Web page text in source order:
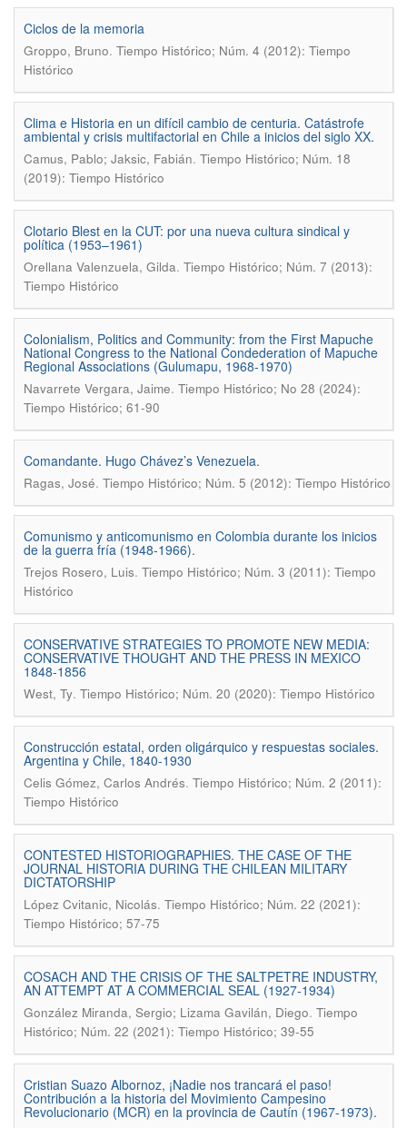
Ciclos de la memoria
Groppo, Bruno. Tiempo Histórico; Núm. 4 (2012): Tiempo
Histórico
Clima e Historia en un difícil cambio de centuria. Catástrofe
ambiental y crisis multifactorial en Chile a inicios del siglo XX.
Camus, Pablo; Jaksic, Fabián. Tiempo Histórico; Núm. 18
(2019): Tiempo Histórico
Clotario Blest en la CUT: por una nueva cultura sindical y
política (1953–1961)
Orellana Valenzuela, Gilda. Tiempo Histórico; Núm. 7 (2013):
Tiempo Histórico
Colonialism, Politics and Community: from the First Mapuche
National Congress to the National Condederation of Mapuche
Regional Associations (Gulumapu, 1968-1970)
Navarrete Vergara, Jaime. Tiempo Histórico; No 28 (2024):
Tiempo Histórico; 61-90
Comandante. Hugo Chávez’s Venezuela.
Ragas, José. Tiempo Histórico; Núm. 5 (2012): Tiempo Histórico
Comunismo y anticomunismo en Colombia durante los inicios
de la guerra fría (1948-1966).
Trejos Rosero, Luis. Tiempo Histórico; Núm. 3 (2011): Tiempo
Histórico
CONSERVATIVE STRATEGIES TO PROMOTE NEW MEDIA:
CONSERVATIVE THOUGHT AND THE PRESS IN MEXICO
1848-1856
West, Ty. Tiempo Histórico; Núm. 20 (2020): Tiempo Histórico
Construcción estatal, orden oligárquico y respuestas sociales.
Argentina y Chile, 1840-1930
Celis Gómez, Carlos Andrés. Tiempo Histórico; Núm. 2 (2011):
Tiempo Histórico
CONTESTED HISTORIOGRAPHIES. THE CASE OF THE
JOURNAL HISTORIA DURING THE CHILEAN MILITARY
DICTATORSHIP
López Cvitanic, Nicolás. Tiempo Histórico; Núm. 22 (2021):
Tiempo Histórico; 57-75
COSACH AND THE CRISIS OF THE SALTPETRE INDUSTRY,
AN ATTEMPT AT A COMMERCIAL SEAL (1927-1934)
González Miranda, Sergio; Lizama Gavilán, Diego. Tiempo
Histórico; Núm. 22 (2021): Tiempo Histórico; 39-55
Cristian Suazo Albornoz, ¡Nadie nos trancará el paso!
Contribución a la historia del Movimiento Campesino
Revolucionario (MCR) en la provincia de Cautín (1967-1973).